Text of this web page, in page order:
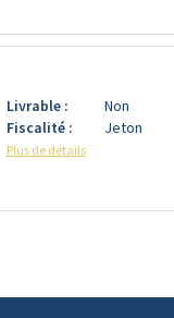
Livrable :
Non
Fiscalité :
Jeton
Plus de détails